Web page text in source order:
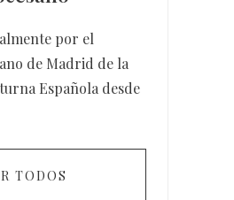
por el
de Madrid de la
Española desde
TODOS